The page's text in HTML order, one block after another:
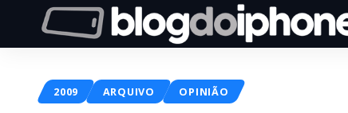
2009 ARQUIVO OPINIÃO